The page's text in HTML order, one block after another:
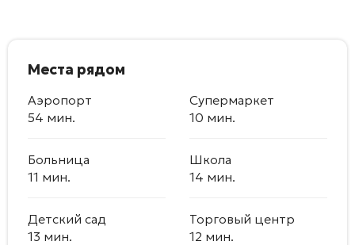
Места рядом
Аэропорт
54 мин.
Супермаркет
10 мин.
Больница
11 мин.
Школа
14 мин.
Детский сад
13 мин.
Торговый центр
12 мин.